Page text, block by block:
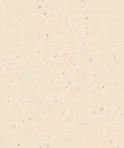
filter
моменты filter
мечты filter
лента filter